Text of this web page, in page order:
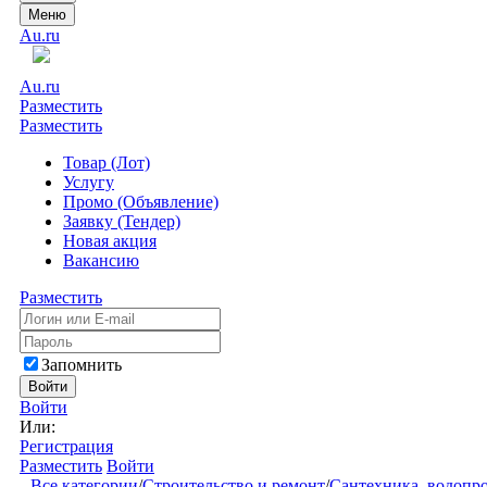
Меню
Au.ru
Au.ru
Разместить
Разместить
Товар (Лот)
Услугу
Промо (Объявление)
Заявку (Тендер)
Новая акция
Вакансию
Разместить
Запомнить
Войти
Войти
Или:
Регистрация
Разместить Войти